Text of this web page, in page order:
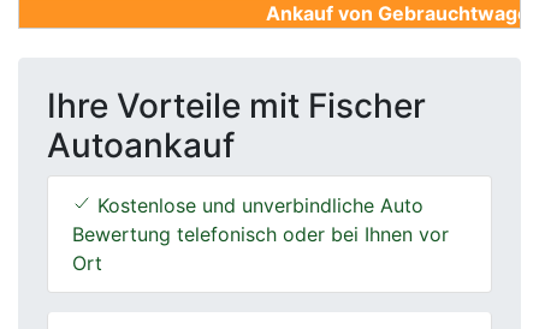
Ankauf von
Ihre Vorteile mit Fischer
Autoankauf
Kostenlose und unverbindliche Auto
Bewertung telefonisch oder bei Ihnen vor
Ort